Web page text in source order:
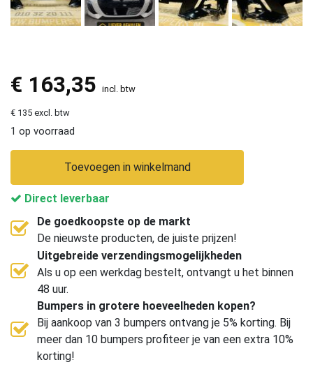
€ 163,35 incl. btw
€ 135 excl. btw
1 op voorraad
Toevoegen in winkelmand
Direct leverbaar
De goedkoopste op de markt
De nieuwste producten, de juiste prijzen!
Uitgebreide verzendingsmogelijkheden
Als u op een werkdag bestelt, ontvangt u het binnen
48 uur.
Bumpers in grotere hoeveelheden kopen?
Bij aankoop van 3 bumpers ontvang je 5% korting. Bij
meer dan 10 bumpers profiteer je van een extra 10%
korting!